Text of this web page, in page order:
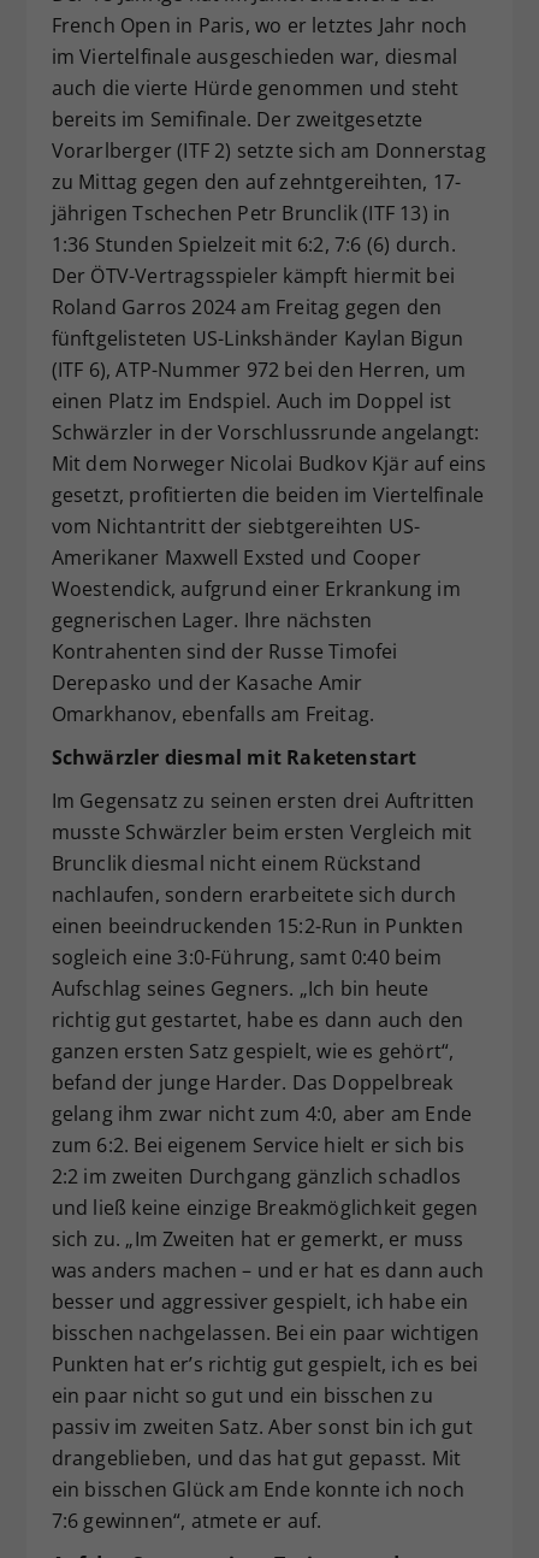
French Open in Paris, wo er letztes Jahr noch
im Viertelfinale ausgeschieden war, diesmal
auch die vierte Hürde genommen und steht
bereits im Semifinale. Der zweitgesetzte
Vorarlberger (ITF 2) setzte sich am Donnerstag
zu Mittag gegen den auf zehntgereihten, 17-
jährigen Tschechen Petr Brunclik (ITF 13) in
1:36 Stunden Spielzeit mit 6:2, 7:6 (6) durch.
Der ÖTV-Vertragsspieler kämpft hiermit bei
Roland Garros 2024 am Freitag gegen den
fünftgelisteten US-Linkshänder Kaylan Bigun
(ITF 6), ATP-Nummer 972 bei den Herren, um
einen Platz im Endspiel. Auch im Doppel ist
Schwärzler in der Vorschlussrunde angelangt:
Mit dem Norweger Nicolai Budkov Kjär auf eins
gesetzt, profitierten die beiden im Viertelfinale
vom Nichtantritt der siebtgereihten US-
Amerikaner Maxwell Exsted und Cooper
Woestendick, aufgrund einer Erkrankung im
gegnerischen Lager. Ihre nächsten
Kontrahenten sind der Russe Timofei
Derepasko und der Kasache Amir
Omarkhanov, ebenfalls am Freitag.
Schwärzler diesmal mit Raketenstart
Im Gegensatz zu seinen ersten drei Auftritten
musste Schwärzler beim ersten Vergleich mit
Brunclik diesmal nicht einem Rückstand
nachlaufen, sondern erarbeitete sich durch
einen beeindruckenden 15:2-Run in Punkten
sogleich eine 3:0-Führung, samt 0:40 beim
Aufschlag seines Gegners. „Ich bin heute
richtig gut gestartet, habe es dann auch den
ganzen ersten Satz gespielt, wie es gehört“,
befand der junge Harder. Das Doppelbreak
gelang ihm zwar nicht zum 4:0, aber am Ende
zum 6:2. Bei eigenem Service hielt er sich bis
2:2 im zweiten Durchgang gänzlich schadlos
und ließ keine einzige Breakmöglichkeit gegen
sich zu. „Im Zweiten hat er gemerkt, er muss
was anders machen – und er hat es dann auch
besser und aggressiver gespielt, ich habe ein
bisschen nachgelassen. Bei ein paar wichtigen
Punkten hat er’s richtig gut gespielt, ich es bei
ein paar nicht so gut und ein bisschen zu
passiv im zweiten Satz. Aber sonst bin ich gut
drangeblieben, und das hat gut gepasst. Mit
ein bisschen Glück am Ende konnte ich noch
7:6 gewinnen“, atmete er auf.
Zweck
Dieser Wert speichert Ihre Consent-
Einstellungen. Unter anderem eine
zufällig generierte ID, für die
historische Speicherung Ihrer
vorgenommen Einstellungen, falls der
Webseiten-Betreiber dies eingestellt
hat.